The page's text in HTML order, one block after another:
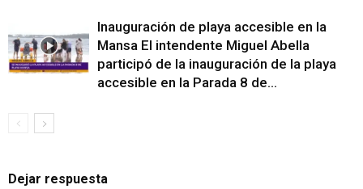
Inauguración de playa accesible en la
Mansa El intendente Miguel Abella
participó de la inauguración de la playa
accesible en la Parada 8 de...
Dejar respuesta